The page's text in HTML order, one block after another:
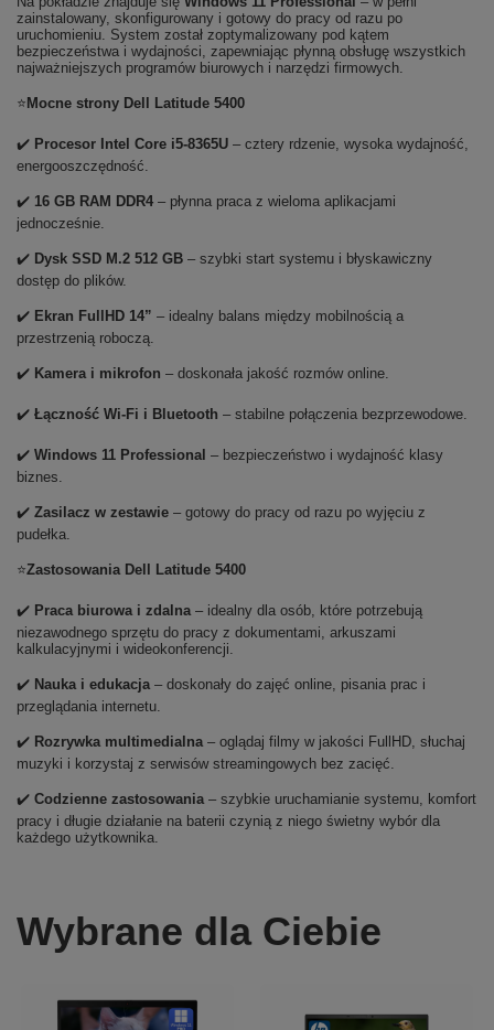
zainstalowany, skonfigurowany i gotowy do pracy od razu po
uruchomieniu. System został zoptymalizowany pod kątem
bezpieczeństwa i wydajności, zapewniając płynną obsługę wszystkich
najważniejszych programów biurowych i narzędzi firmowych.
⭐ Mocne strony Dell Latitude 5400
✔️ Procesor Intel Core i5-8365U – cztery rdzenie, wysoka wydajność,
energooszczędność.
✔️ 16 GB RAM DDR4 – płynna praca z wieloma aplikacjami
jednocześnie.
✔️ Dysk SSD M.2 512 GB – szybki start systemu i błyskawiczny
dostęp do plików.
✔️ Ekran FullHD 14” – idealny balans między mobilnością a
przestrzenią roboczą.
✔️ Kamera i mikrofon – doskonała jakość rozmów online.
✔️ Łączność Wi-Fi i Bluetooth – stabilne połączenia bezprzewodowe.
✔️ Windows 11 Professional – bezpieczeństwo i wydajność klasy
biznes.
✔️ Zasilacz w zestawie – gotowy do pracy od razu po wyjęciu z
pudełka.
⭐Zastosowania Dell Latitude 5400
✔️ Praca biurowa i zdalna– idealny dla osób, które potrzebują
niezawodnego sprzętu do pracy z dokumentami, arkuszami
kalkulacyjnymi i wideokonferencji.
✔️ Nauka i edukacja– doskonały do zajęć online, pisania prac i
przeglądania internetu.
✔️ Rozrywka multimedialna– oglądaj filmy w jakości FullHD, słuchaj
muzyki i korzystaj z serwisów streamingowych bez zacięć.
✔️ Codzienne zastosowania– szybkie uruchamianie systemu, komfort
pracy i długie działanie na baterii czynią z niego świetny wybór dla
każdego użytkownika.
Wybrane dla Ciebie